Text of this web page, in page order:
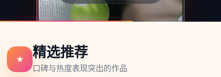
犯罪 / 动漫 / 中国大陆
动作 / 纪录片 / 日本
动漫 / 综艺 / 中国大陆
★ 精选推荐
口碑与热度表现突出的作品